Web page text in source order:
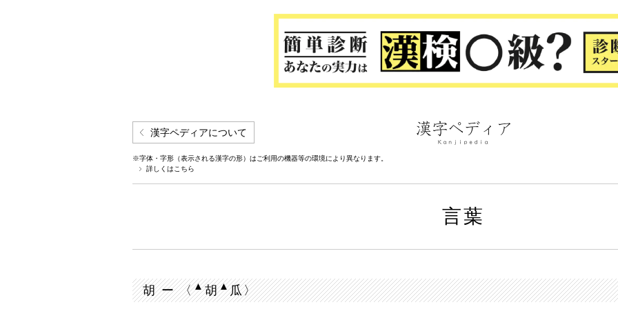
漢字ペディアについて
※字体・字形（表示される漢字の形）はご利用の機器等の環境により異なります。
詳しくはこちら
言葉
胡 ー 〈▲胡▲瓜〉